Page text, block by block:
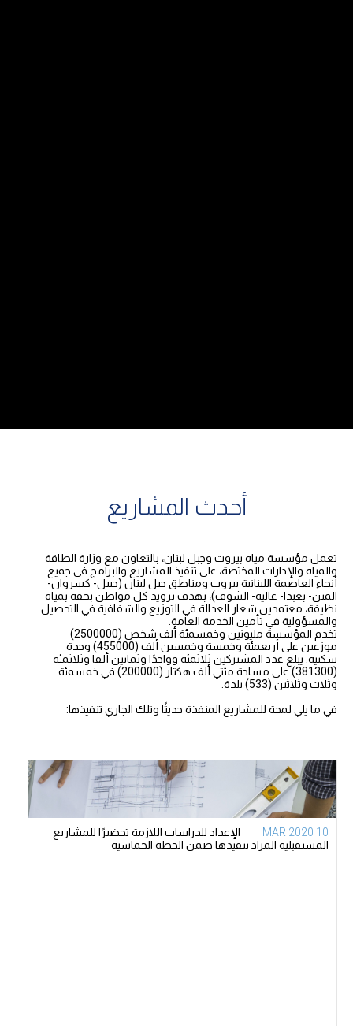
أحدث المشاريع
تعمل مؤسسة مياه بيروت وجبل لبنان، بالتعاون مع وزارة الطاقة
والمياه والإدارات المختصة، على تنفيذ المشاريع والبرامج في جميع
أنحاء العاصمة اللبنانية بيروت ومناطق جبل لبنان (جبيل- كسروان-
المتن- بعبدا- عاليه- الشوف)، بهدف تزويد كل مواطن بحقه بمياه
نظيفة، معتمدين شعار العدالة في التوزيع والشفافية في التحصيل
والمسؤولية في تأمين الخدمة العامة.
تخدم المؤسسة مليونين وخمسمئة ألف شخص (2500000)
موزعين على أربعمئة وخمسة وخمسين ألف (455000) وحدة
سكنية. يبلغ عدد المشتركين ثلاثمئة وواحدًا وثمانين ألفا وثلاثمئة
(381300) على مساحة مئتي ألف هكتار (200000) في خمسمئة
وثلاث وثلاثين (533) بلدة.
في ما يلي لمحة للمشاريع المنفذة حديثًا وتلك الجاري تنفيذها:
10 MAR 2020
الإعداد للدراسات اللازمة تحضيرًا للمشاريع
المستقبلية المراد تنفيذها ضمن الخطة الخماسية